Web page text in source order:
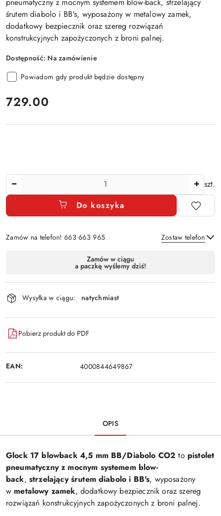
śrutem diabolo i BB's, wyposażony w metalowy zamek,
dodatkowy bezpiecznik oraz szereg rozwiązań
konstrukcyjnych zapożyczonych z broni palnej.
Dostępność: Na zamówienie
Powiadom gdy produkt będzie dostępny
cena:
729.00
szt.
Do koszyka
Zamów na telefon! 663 663 965 Zostaw telefon
Wyślij
dostawa
Zamów w ciągu
a paczkę wyślemy dziś!
Wysyłka w ciągu: natychmiast
Pobierz produkt do PDF
EAN: 4000844649867
OPIS
Glock 17 blowback 4,5 mm BB/Diabolo CO2 topistolet
pneumatyczny z mocnym systemem blow-
back, strzelający śrutem diabolo i BB's, wyposażony
w metalowy zamek, dodatkowy bezpiecznik oraz szereg
rozwiązań konstrukcyjnych zapożyczonych z broni palnej.